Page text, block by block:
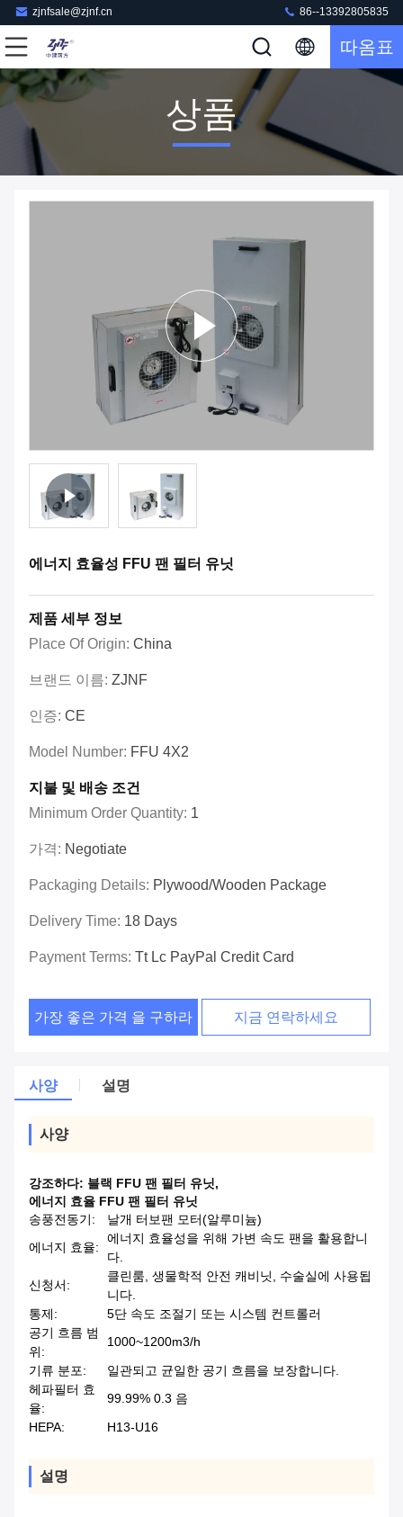
zjnfsale@zjnf.cn 86--13392805835
따옴표
상품
에너지 효율성 FFU 팬 필터 유닛
제품 세부 정보
Place Of Origin: China
브랜드 이름: ZJNF
인증: CE
Model Number: FFU 4X2
지불 및 배송 조건
Minimum Order Quantity: 1
가격: Negotiate
Packaging Details: Plywood/wooden Package
Delivery Time: 18 Days
Payment Terms: Tt Lc PayPal Credit Card
가장 좋은 가격 을 구하라 지금 연락하세요
사양 설명
사양
강조하다: 블랙 FFU 팬 필터 유닛,
에너지 효율 FFU 팬 필터 유닛
송풍전동기:
날개 터보팬 모터(알루미늄)
에너지 효율:
에너지 효율성을 위해 가변 속도 팬을 활용합니
다.
신청서:
클린룸, 생물학적 안전 캐비닛, 수술실에 사용됩
니다.
통제:
5단 속도 조절기 또는 시스템 컨트롤러
공기 흐름 범
위:
1000~1200m3/h
기류 분포:
일관되고 균일한 공기 흐름을 보장합니다.
헤파필터 효
율:
99.99% 0.3 음
HEPA:
H13-U16
설명